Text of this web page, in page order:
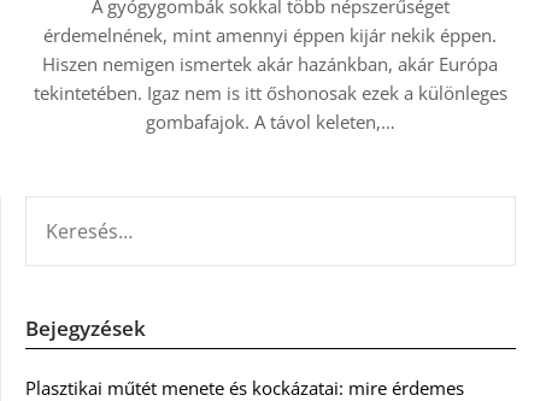
A gyógygombák sokkal több népszerűséget
érdemelnének, mint amennyi éppen kijár nekik éppen.
Hiszen nemigen ismertek akár hazánkban, akár Európa
tekintetében. Igaz nem is itt őshonosak ezek a különleges
gombafajok. A távol keleten,…
Bejegyzések
Plasztikai műtét menete és kockázatai: mire érdemes